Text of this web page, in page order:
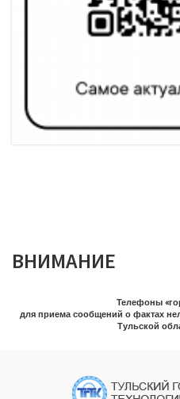
ВНИМАНИЕ
Телефоны
для приема сообщений о фактах
Тульской